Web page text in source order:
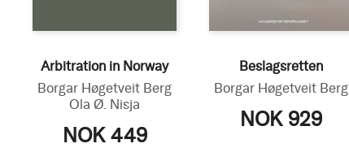
Arbitration in Norway
Borgar Høgetveit Berg
Ola Ø. Nisja
NOK 449
Beslagsretten
Borgar Høgetveit Berg
NOK 929